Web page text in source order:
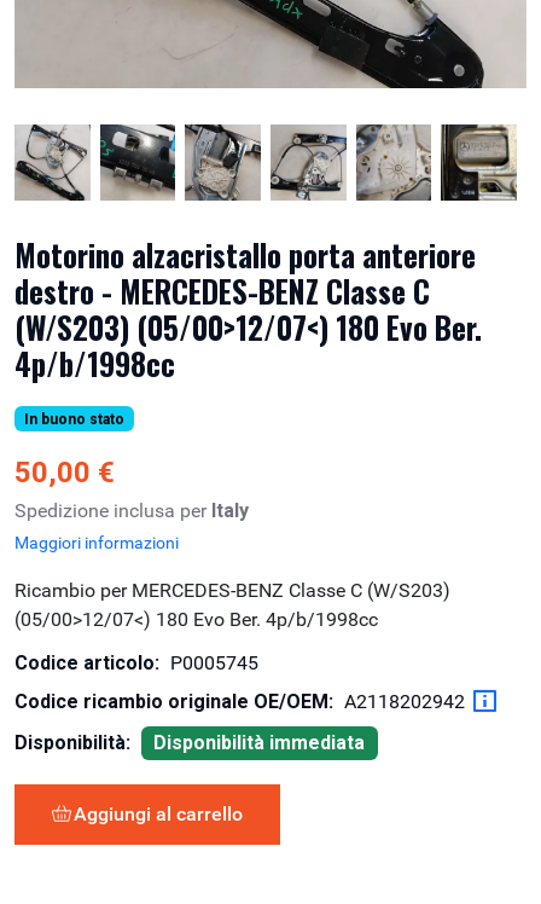
Motorino alzacristallo porta anteriore
destro - MERCEDES-BENZ Classe C
(W/S203) (05/00>12/07<) 180 Evo Ber.
4p/b/1998cc
In buono stato
50,00 €
Spedizione inclusa per Italy
Maggiori informazioni
Ricambio per MERCEDES-BENZ Classe C (W/S203)
(05/00>12/07<) 180 Evo Ber. 4p/b/1998cc
Codice articolo: P0005745
Codice ricambio originale OE/OEM: A2118202942
Disponibilità:
Disponibilità immediata
Aggiungi al carrello